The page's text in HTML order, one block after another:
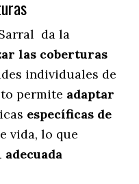
da la
las coberturas
individuales de
permite adaptar
específicas de
vida, lo que